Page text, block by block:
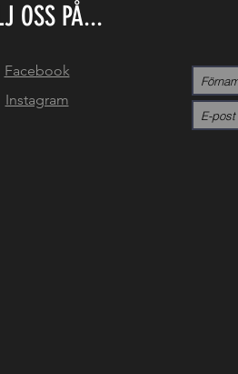
OSS PÅ...
Facebook
Instagram